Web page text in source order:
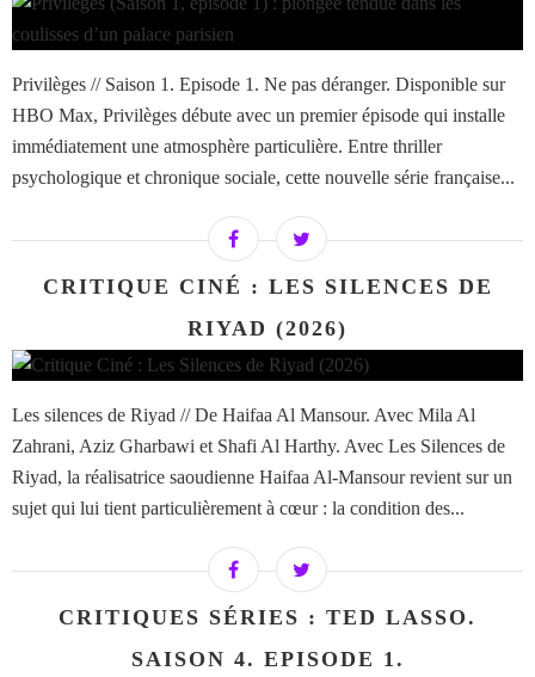
Privilèges // Saison 1. Episode 1. Ne pas déranger. Disponible sur
HBO Max, Privilèges débute avec un premier épisode qui installe
immédiatement une atmosphère particulière. Entre thriller
psychologique et chronique sociale, cette nouvelle série française...
CRITIQUE CINÉ : LES SILENCES DE
RIYAD (2026)
Les silences de Riyad // De Haifaa Al Mansour. Avec Mila Al
Zahrani, Aziz Gharbawi et Shafi Al Harthy. Avec Les Silences de
Riyad, la réalisatrice saoudienne Haifaa Al-Mansour revient sur un
sujet qui lui tient particulièrement à cœur : la condition des...
CRITIQUES SÉRIES : TED LASSO.
SAISON 4. EPISODE 1.